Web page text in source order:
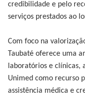
credibilidade e pelo
serviços prestados ao
Com foco na
Taubaté oferece uma
laboratórios e clínicas,
Unimed como recurso
assistência médica e